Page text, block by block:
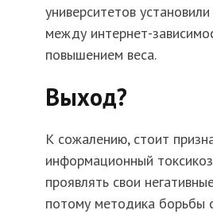
университетов
между интернет-
повышением веса.
Выход?
К сожалению, стоит
информационный
проявлять свои
потому методика борьбы